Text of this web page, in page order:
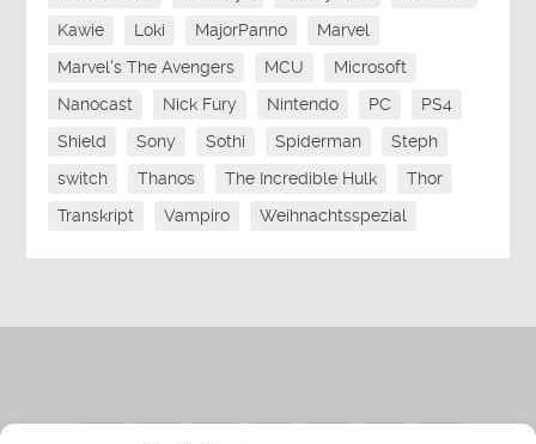
Kawie
Loki MajorPanno
Marvel
Marvel's The Avengers
MCU
Microsoft
Nanocast
Nick Fury Nintendo PC
PS4
Shield
Sony Sothi Spiderman
Steph
switch
Thanos The Incredible Hulk
Thor
Transkript
Vampiro Weihnachtsspezial